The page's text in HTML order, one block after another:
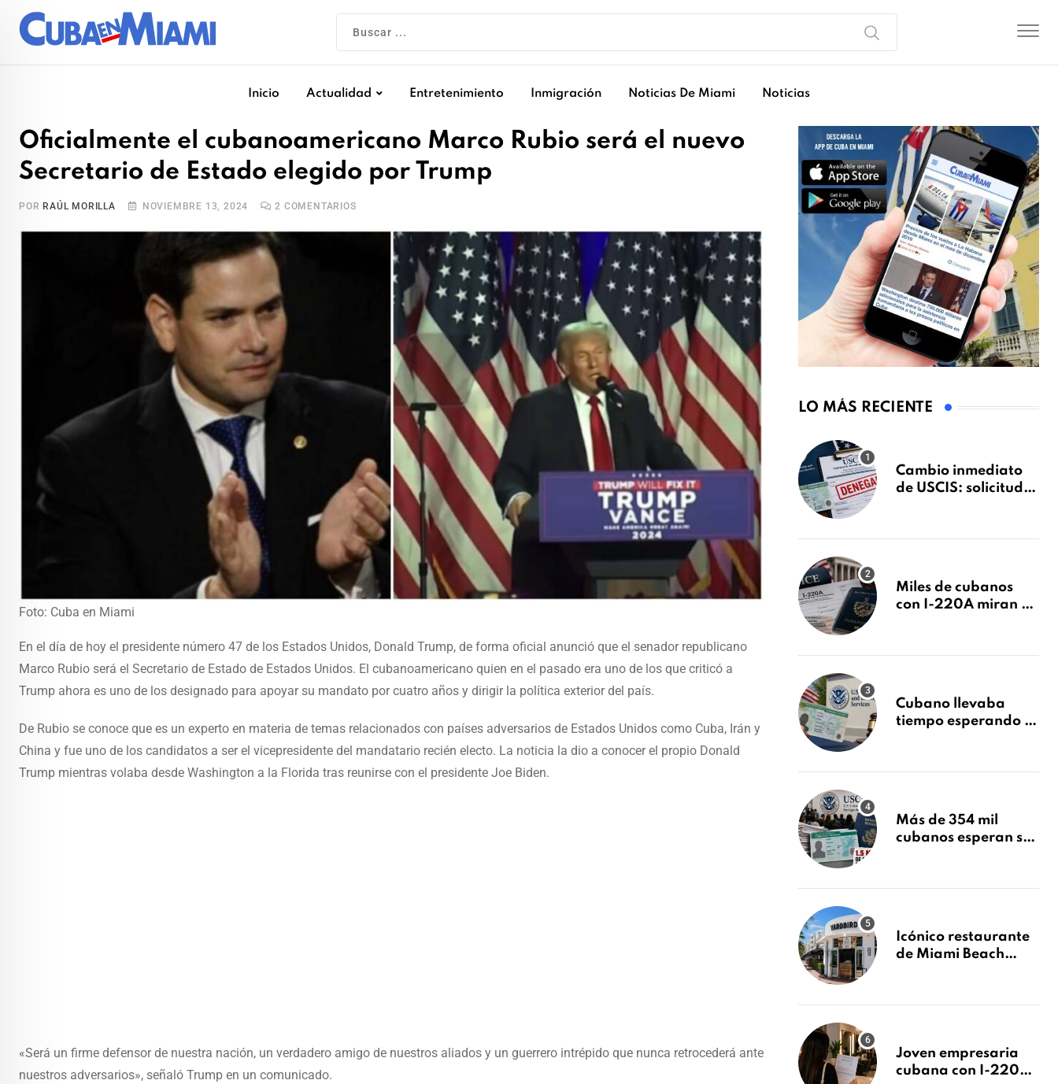
Inicio Actualidad Entretenimiento Inmigración Noticias De Miami Noticias
Oficialmente el cubanoamericano Marco Rubio será el nuevo
Secretario de Estado elegido por Trump
POR RAÚL MORILLA NOVIEMBRE 13, 2024 2 COMENTARIOS
Foto: Cuba en Miami
En el día de hoy el presidente número 47 de los Estados Unidos, Donald Trump, de forma oficial anunció que el senador republicano
Marco Rubio será el Secretario de Estado de Estados Unidos. El cubanoamericano quien en el pasado era uno de los que criticó a
Trump ahora es uno de los designado para apoyar su mandato por cuatro años y dirigir la política exterior del país.
De Rubio se conoce que es un experto en materia de temas relacionados con países adversarios de Estados Unidos como Cuba, Irán y
China y fue uno de los candidatos a ser el vicepresidente del mandatario recién electo. La noticia la dio a conocer el propio Donald
Trump mientras volaba desde Washington a la Florida tras reunirse con el presidente Joe Biden.
«Será un firme defensor de nuestra nación, un verdadero amigo de nuestros aliados y un guerrero intrépido que nunca retrocederá ante
nuestros adversarios», señaló Trump en un comunicado.
LO MÁS RECIENTE
Cambio inmediato
de USCIS: solicitudes
sin previo aviso
Miles de cubanos
con I-220A miran al
decidirse en una
Cubano llevaba
tiempo esperando su
tras Writ of
Más de 354 mil
cubanos esperan su
millones de
Icónico restaurante
de Miami Beach
después de 15 años
Joven empresaria
cubana con I-220A